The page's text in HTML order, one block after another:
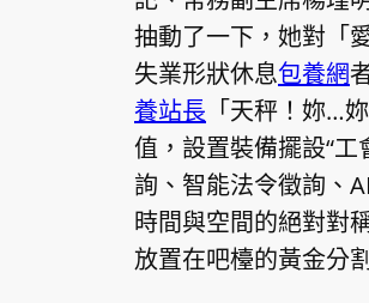
抽動了一下，她對「
失業形狀休息包養網
養站長 「天秤！妳…
值，設置裝備擺設“工
詢、智能法令徵詢、
時間與空間的絕對對
放置在吧檯的黃金分